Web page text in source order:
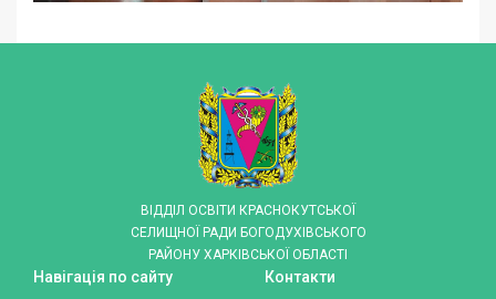
ВІДДІЛ ОСВІТИ КРАСНОКУТСЬКОЇ
СЕЛИЩНОЇ РАДИ БОГОДУХІВСЬКОГО
РАЙОНУ ХАРКІВСЬКОЇ ОБЛАСТІ
Навігація по сайту Контакти